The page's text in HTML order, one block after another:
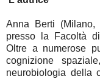
Anna Berti
presso la Facoltà
Oltre a numerose
cognizione
neurobiologia della